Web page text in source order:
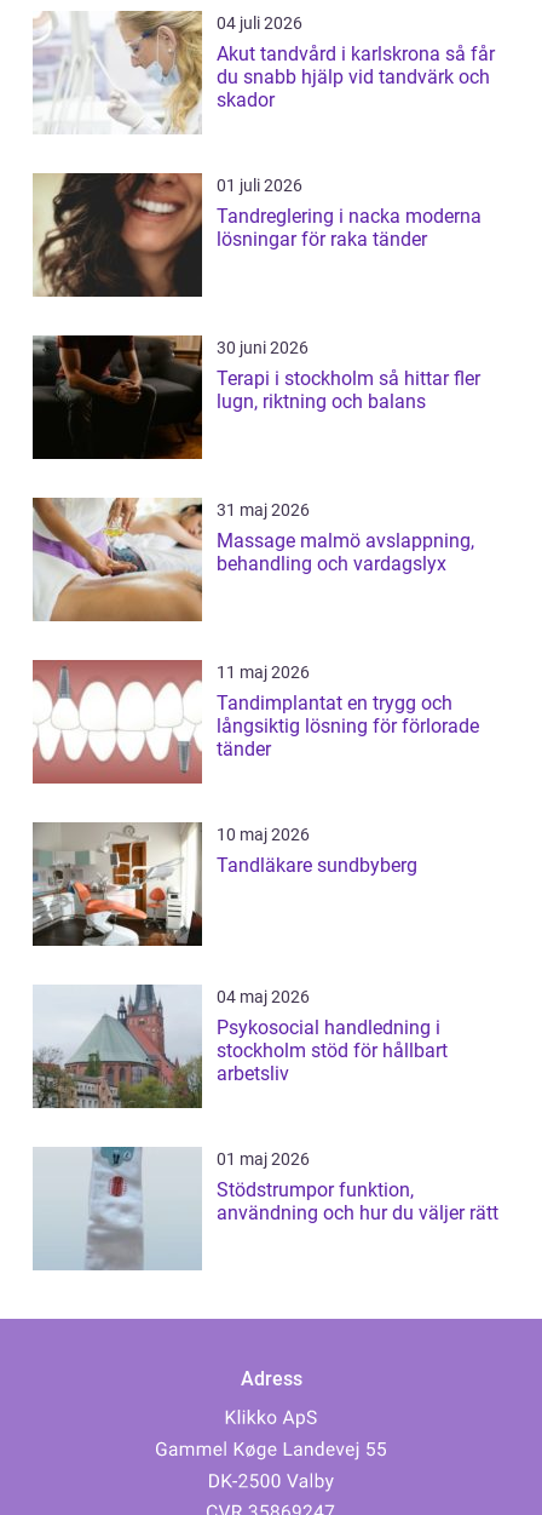
04 juli 2026
Akut tandvård i karlskrona så får
du snabb hjälp vid tandvärk och
skador
01 juli 2026
Tandreglering i nacka moderna
lösningar för raka tänder
30 juni 2026
Terapi i stockholm så hittar fler
lugn, riktning och balans
31 maj 2026
Massage malmö avslappning,
behandling och vardagslyx
11 maj 2026
Tandimplantat en trygg och
långsiktig lösning för förlorade
tänder
10 maj 2026
Tandläkare sundbyberg
04 maj 2026
Psykosocial handledning i
stockholm stöd för hållbart
arbetsliv
01 maj 2026
Stödstrumpor funktion,
användning och hur du väljer rätt
Adress